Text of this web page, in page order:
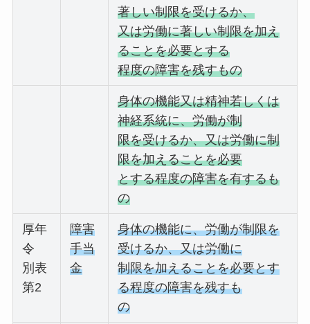
著しい制限を受けるか、
又は労働に著しい制限を加え
ることを必要とする
程度の障害を残すもの
身体の機能又は精神若しくは
神経系統に、労働が制
限を受けるか、又は労働に制
限を加えることを必要
とする程度の障害を有するも
の
厚年
令
別表
第2
障害
手当
金
身体の機能に、労働が制限を
受けるか、又は労働に
制限を加えることを必要とす
る程度の障害を残すも
の